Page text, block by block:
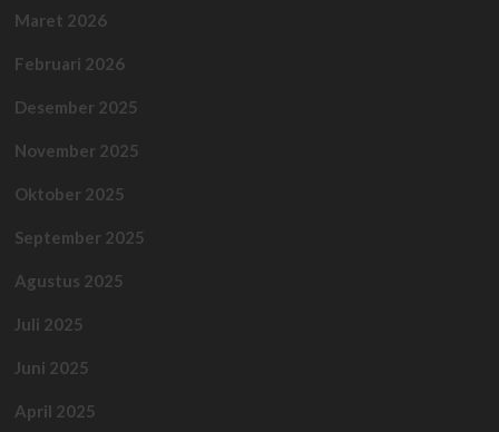
Maret 2026
Februari 2026
Desember 2025
November 2025
Oktober 2025
September 2025
Agustus 2025
Juli 2025
Juni 2025
April 2025